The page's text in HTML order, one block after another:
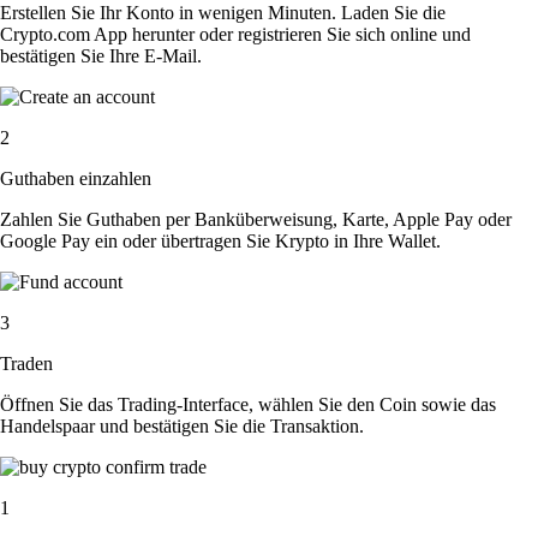
Erstellen Sie Ihr Konto in wenigen Minuten. Laden Sie die
Crypto.com App herunter oder registrieren Sie sich online und
bestätigen Sie Ihre E-Mail.
2
Guthaben einzahlen
Zahlen Sie Guthaben per Banküberweisung, Karte, Apple Pay oder
Google Pay ein oder übertragen Sie Krypto in Ihre Wallet.
3
Traden
Öffnen Sie das Trading-Interface, wählen Sie den Coin sowie das
Handelspaar und bestätigen Sie die Transaktion.
1